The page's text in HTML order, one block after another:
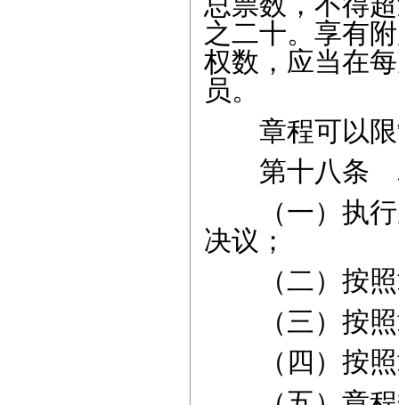
之二十。享有
权数，应当在
员。
章程可以限
第十八条 农
（一）执行
决议；
（二）按照
（三）按照
（四）按照